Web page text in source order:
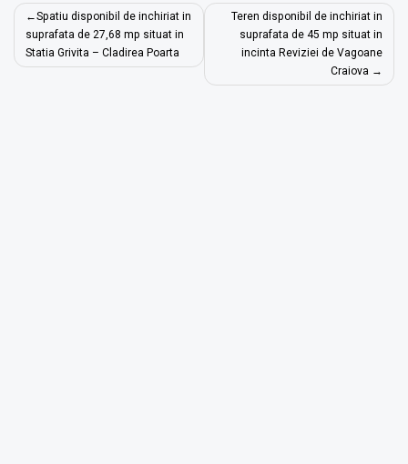
Navigare
în
articole
Spatiu disponibil de inchiriat in
suprafata de 27,68 mp situat in
Statia Grivita – Cladirea Poarta
Teren disponibil de inchiriat in
suprafata de 45 mp situat in
incinta Reviziei de Vagoane
Craiova